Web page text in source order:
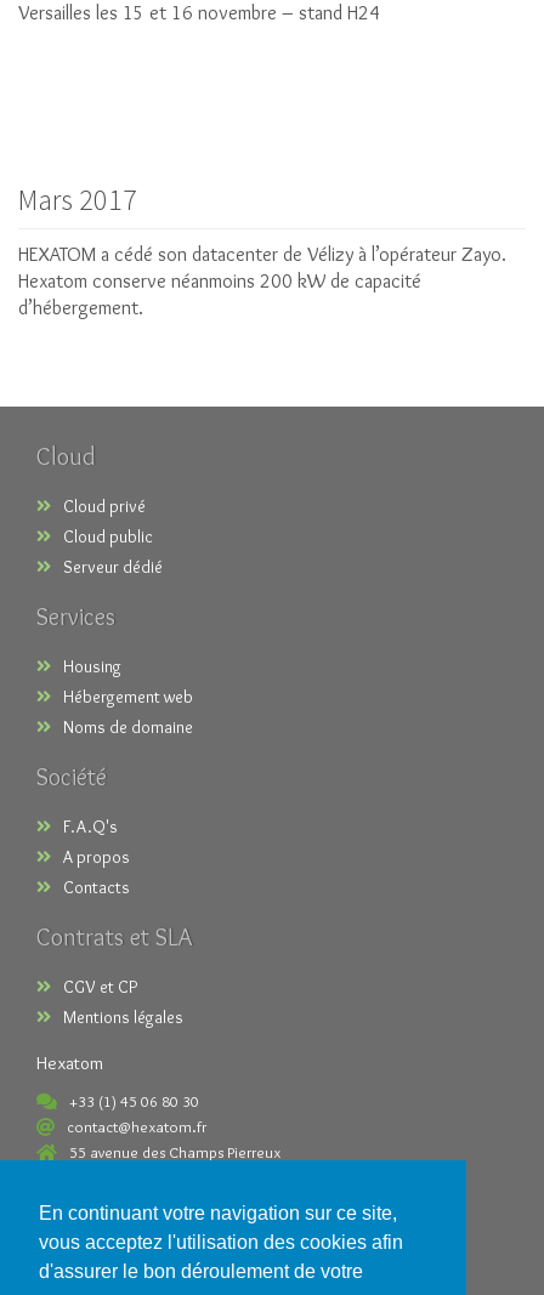
En continuant votre navigation sur ce site,
vous acceptez l'utilisation des cookies afin
d'assurer le bon déroulement de votre
Versailles les 15 et 16 novembre – stand H24
Mars 2017
HEXATOM a cédé son datacenter de Vélizy à l’opérateur Zayo.
Hexatom conserve néanmoins 200 kW de capacité
d’hébergement.
Cloud
Cloud privé
Cloud public
Serveur dédié
Services
Housing
Hébergement web
Noms de domaine
Société
F.A.Q's
A propos
Contacts
Contrats et SLA
CGV et CP
Mentions légales
Hexatom
+33 (1) 45 06 80 30
contact@hexatom.fr
55 avenue des Champs Pierreux
Paiements acceptés